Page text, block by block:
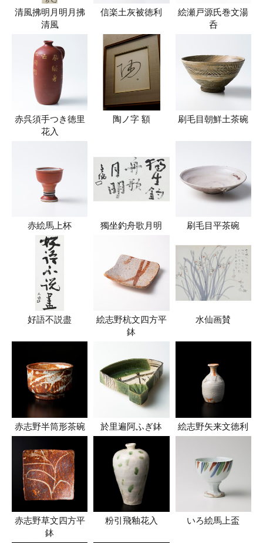
清風拂明月明月拂
清風
信楽土灰被徳利
絵瀬戸源氏巻文湯
呑
赤呉須手つき徳里
花入
陶ノ字 額 刷毛目朝鮮土茶碗
赤絵馬上杯 獨坐釣舟歌月明 刷毛目平茶碗
好語不説盡
絵志野杭文四方平
鉢
水仙画賛
赤志野半筒形茶碗 於里遍阿ふぎ鉢 絵志野矢来文徳利
赤志野草文四方平
鉢
粉引飛釉花入 いろ絵馬上盃